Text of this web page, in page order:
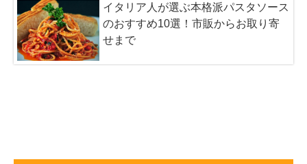
イタリア人が選ぶ本格派パスタソース
のおすすめ10選！市販からお取り寄
せまで